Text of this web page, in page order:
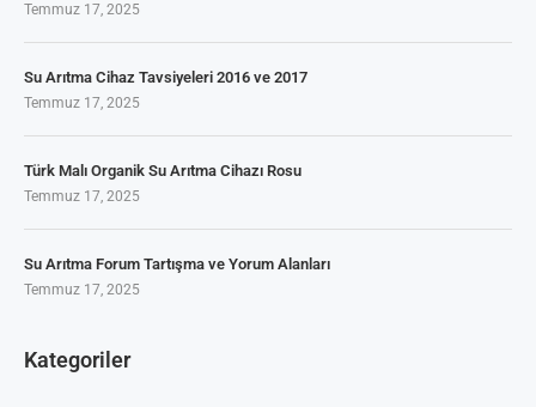
Temmuz 17, 2025
Su Arıtma Cihaz Tavsiyeleri 2016 ve 2017
Temmuz 17, 2025
Türk Malı Organik Su Arıtma Cihazı Rosu
Temmuz 17, 2025
Su Arıtma Forum Tartışma ve Yorum Alanları
Temmuz 17, 2025
Kategoriler